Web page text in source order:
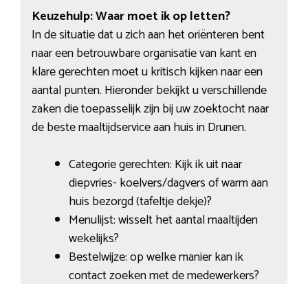
Keuzehulp: Waar moet ik op letten?
In de situatie dat u zich aan het oriënteren bent
naar een betrouwbare organisatie van kant en
klare gerechten moet u kritisch kijken naar een
aantal punten. Hieronder bekijkt u verschillende
zaken die toepasselijk zijn bij uw zoektocht naar
de beste maaltijdservice aan huis in Drunen.
Categorie gerechten: Kijk ik uit naar
diepvries- koelvers/dagvers of warm aan
huis bezorgd (tafeltje dekje)?
Menulijst: wisselt het aantal maaltijden
wekelijks?
Bestelwijze: op welke manier kan ik
contact zoeken met de medewerkers?